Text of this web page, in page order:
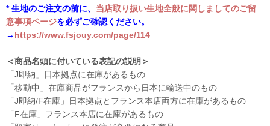
* 生地のご注文の前に、 当店取り扱い生地全般に関しましてのご留
意事項ページを必ずご確認ください。
→ https://www.fsjouy.com/page/114
＜商品名頭に付いている表記の説明＞
「J即納」日本拠点に在庫があるもの
「移動中」在庫商品がフランスから日本に輸送中のもの
「J即納/F在庫」日本拠点とフランス本店両方に在庫があるもの
「F在庫」フランス本店に在庫があるもの